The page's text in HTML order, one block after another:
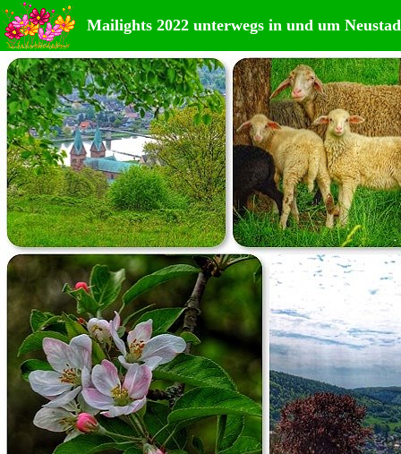
Mailights 2022 unterwegs in und um